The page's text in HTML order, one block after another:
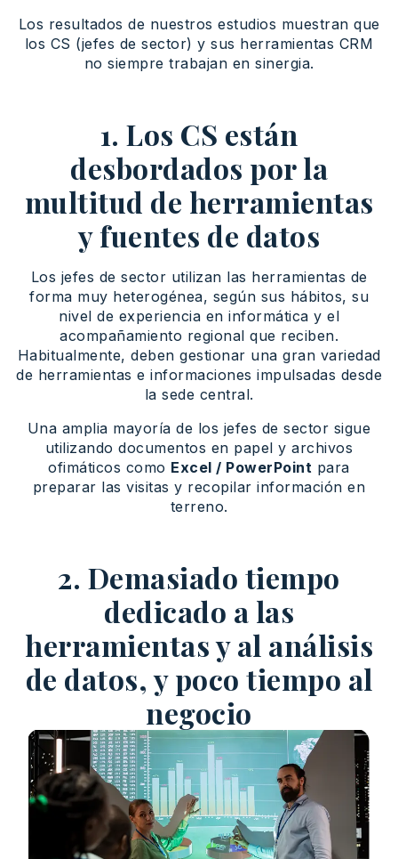
Los resultados de nuestros estudios muestran que
los CS (jefes de sector) y sus herramientas CRM
no siempre trabajan en sinergia.
1. Los CS están
desbordados por la
multitud de herramientas
y fuentes de datos
Los jefes de sector utilizan las herramientas de
forma muy heterogénea, según sus hábitos, su
nivel de experiencia en informática y el
acompañamiento regional que reciben.
Habitualmente, deben gestionar una gran variedad
de herramientas e informaciones impulsadas desde
la sede central.
Una amplia mayoría de los jefes de sector sigue
utilizando documentos en papel y archivos
ofimáticos como Excel / PowerPoint para
preparar las visitas y recopilar información en
terreno.
2. Demasiado tiempo
dedicado a las
herramientas y al análisis
de datos, y poco tiempo al
negocio